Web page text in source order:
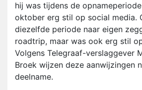
hij was tijdens de
oktober erg stil op social media.
diezelfde periode naar eigen
roadtrip, maar was ook erg stil
Volgens Telegraaf-verslaggever
Broek wijzen deze aanwijzingen
deelname.